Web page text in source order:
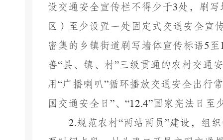
设交通安全宣传栏不得少于3处，刷
区）至少设置一处固定式交通安全宣
密集的乡镇街道刷写墙体宣传标语5 至
善“县、镇、村”三级贯通的农村交通
用“广播喇叭”循环播放交通安全出行
国交通安全日 ”、 “12.4”国家宪法日至
2.规范农村“两站两员 ”建设，组